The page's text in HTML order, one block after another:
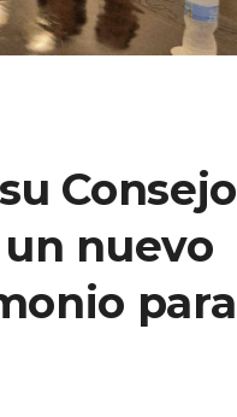
Consejo
nuevo
para